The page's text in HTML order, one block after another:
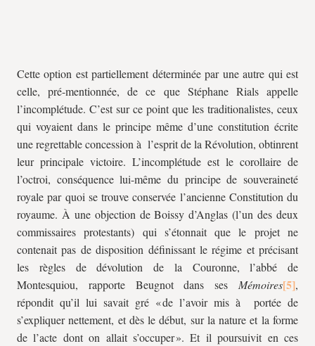
Cette option est partiellement déterminée par une autre qui est
celle, pré-mentionnée, de ce que Stéphane Rials appelle
l’incomplétude. C’est sur ce point que les traditionalistes, ceux
qui voyaient dans le principe même d’une constitution écrite
une regrettable concession à l’esprit de la Révolution, obtinrent
leur principale victoire. L’incomplétude est le corollaire de
l’octroi, conséquence lui-même du principe de souveraineté
royale par quoi se trouve conservée l’ancienne Constitution du
royaume. À une objection de Boissy d’Anglas (l’un des deux
commissaires protestants) qui s’étonnait que le projet ne
contenait pas de disposition définissant le régime et précisant
les règles de dévolution de la Couronne, l’abbé de
Montesquiou, rapporte Beugnot dans ses Mémoires
,
répondit qu’il lui savait gré « de l’avoir mis à portée de
s’expliquer nettement, et dès le début, sur la nature et la forme
de l’acte dont on allait s’occuper ». Et il poursuivit en ces